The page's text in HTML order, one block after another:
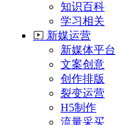
知识百科
学习相关
新媒运营
新媒体平台
文案创意
创作排版
裂变运营
H5制作
流量采买